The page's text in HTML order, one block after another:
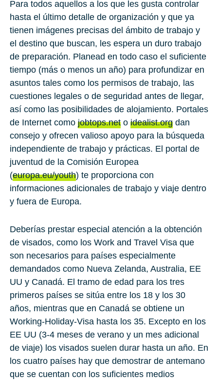
Para todos aquellos a los que les gusta controlar
hasta el último detalle de organización y que ya
tienen imágenes precisas del ámbito de trabajo y
el destino que buscan, les espera un duro trabajo
de preparación. Planead en todo caso el suficiente
tiempo (más o menos un año) para profundizar en
asuntos tales como los permisos de trabajo, las
cuestiones legales o de seguridad antes de llegar,
así como las posibilidades de alojamiento. Portales
de Internet como jobtops.net o idealist.org dan
consejo y ofrecen valioso apoyo para la búsqueda
independiente de trabajo y prácticas. El portal de
juventud de la Comisión Europea
(europa.eu/youth) te proporciona con
informaciones adicionales de trabajo y viaje dentro
y fuera de Europa.
Deberías prestar especial atención a la obtención
de visados, como los Work and Travel Visa que
son necesarios para países especialmente
demandados como Nueva Zelanda, Australia, EE
UU y Canadá. El tramo de edad para los tres
primeros países se sitúa entre los 18 y los 30
años, mientras que en Canadá se obtiene un
Working-Holiday-Visa hasta los 35. Excepto en los
EE UU (3-4 meses de verano y un mes adicional
de viaje) los visados suelen durar hasta un año. En
los cuatro países hay que demostrar de antemano
que se cuentan con los suficientes medios